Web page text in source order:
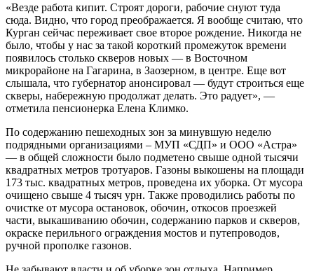
«Везде работа кипит. Строят дороги, рабочие снуют туда
сюда. Видно, что город преображается. Я вообще считаю, что
Курган сейчас переживает свое второе рождение. Никогда не
было, чтобы у нас за такой короткий промежуток времени
появилось столько скверов новых — в Восточном
микрорайоне на Гагарина, в Заозерном, в центре. Еще вот
слышала, что губернатор анонсировал — будут строиться еще
скверы, набережную продолжат делать. Это радует», —
отметила пенсионерка Елена Климко.
По содержанию пешеходных зон за минувшую неделю
подрядными организациями – МУП «СДП» и ООО «Астра»
— в общей сложности было подметено свыше одной тысячи
квадратных метров тротуаров. Газоны выкошены на площади
173 тыс. квадратных метров, проведена их уборка. От мусора
очищено свыше 4 тысяч урн. Также проводились работы по
очистке от мусора остановок, обочин, откосов проезжей
части, выкашиванию обочин, содержанию парков и скверов,
окраске перильного ограждения мостов и путепроводов,
ручной прополке газонов.